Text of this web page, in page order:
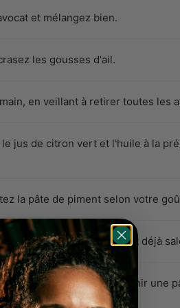
et mélangez bien.
les gousses d'ail.
en veillant à retirer toutes les
jus de citron vert et l'huile à la
la pâte de piment selon votre
légèrement (la morue est déjà
à la main jusqu'à obtenir une